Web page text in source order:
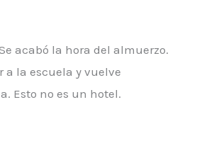
acabó la hora del almuerzo.
a la escuela y vuelve
Esto no es un hotel.